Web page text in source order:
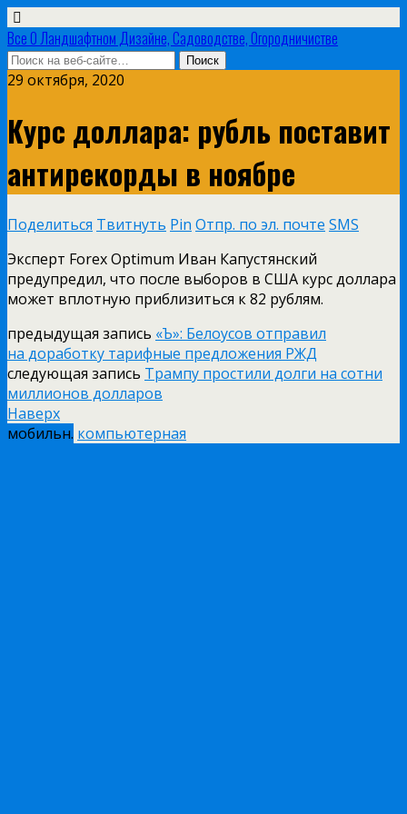
Все О Ландшафтном Дизайне, Садоводстве, Огородничистве
29 октября, 2020
Курс доллара: рубль поставит
антирекорды в ноябре
Поделиться Твитнуть Pin Отпр. по эл. почте SMS
Эксперт Forex Optimum Иван Капустянский
предупредил, что после выборов в США курс доллара
может вплотную приблизиться к 82 рублям.
предыдущая запись «Ъ»: Белоусов отправил
на доработку тарифные предложения РЖД
следующая запись Трампу простили долги на сотни
миллионов долларов
Наверх
мобильн. компьютерная